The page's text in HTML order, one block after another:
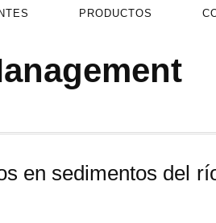
PRODUCTOS
en sedimentos del